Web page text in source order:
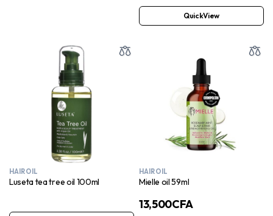
QuickView
HAIR OIL
Luseta tea tree oil 100ml
HAIR OIL
Mielle oil 59ml
13,500CFA